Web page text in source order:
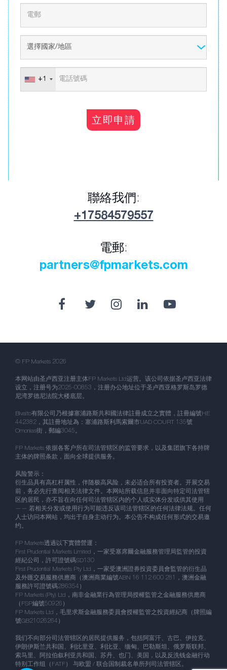
+1
立即申請
聯絡我們:
+17584579557
電郵:
partners@fpmarkets.com
© FP Markets 2026
本网站由圣卢西亚注册主体FP Markets Ltd运营。该公司依据圣卢西亚法律
设立，注册号为2025-00853，注册办公地址位于圣卢西亚格罗斯岛罗德
尼湾罗德尼法院大楼底层。
Bivalto有限公司乃根據塞浦路斯共和國法律註冊成立之實體，註冊編號HE
442382，其註冊地址為：塞浦路斯利馬索爾市UAD COURT 135號
Omonias街，郵編3045。
FP Markets 依据各客户所在司法管辖区的监管要求，以及集团旗下各持牌
主体的牌照条款，面向全球提供服务。
风险警示：
衍生品具有高杠杆属性，伴随极高风险，未必适合所有投资者。开展交易
前，务必先行查阅相关法律文件。本网站所载信息并非面向特定司法管辖
区的居民，亦不旨在向任何司法管辖区内的个人或实体分发或供其使用
—— 若相关分发或使用行为可能违反该司法管辖区的任何法律法规。任何
人士访问本网站，均出于自身主动行为。本公告不构成任何形式的交易邀
约。
FP Markets透過以下實體營運：
First Prudential Markets Limited，一家受塞席爾金融服務管理局監管的投資
經紀公司，許可證號碼SD130
First Prudential Markets Pty Ltd，一家受澳洲證券投資委員會監管的衍生品
及外匯交易服務供應商（澳洲商業編號ABN 16 112 600 281，澳洲金融
服務許可證號碼286354）
FP Markets (Pty) Ltd，南非金融業行為管理局授權監管之金融服務供應商
（FSP編號50926）
FP Markets Ltd，毛里求斯金融服務委員會授權監管之投資經紀商（牌照編
號GB21026264）
我们不向部分司法管辖区的居民提供服务，包括阿富汗、古巴、伊拉克、
伊朗伊斯兰共和国、利比里亚、利比亚、缅甸、巴勒斯坦、俄罗斯联邦、
索马里、阿拉伯叙利亚共和国、苏丹、也门、美国，以及反洗钱金融行动
特别工作组（FATF） 与欧盟 / 联合国制裁名单所列司法管辖区。